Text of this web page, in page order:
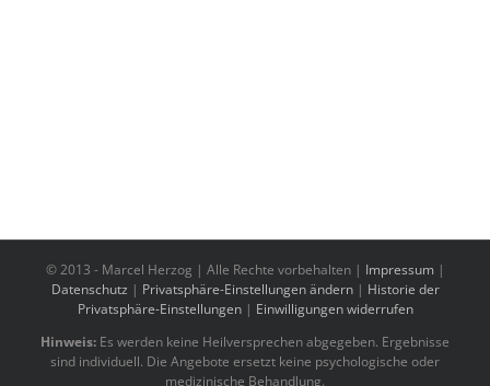
© 2013 - Marcel Herzog | Alle Rechte vorbehalten | Impressum |
Datenschutz | Privatsphäre-Einstellungen ändern| Historie der
Privatsphäre-Einstellungen| Einwilligungen widerrufen
Hinweis: Es werden keine Heilversprechen abgegeben. Ergebnisse
sind individuell. Die Angebote ersetzt keine psychologische oder
medizinische Behandlung.